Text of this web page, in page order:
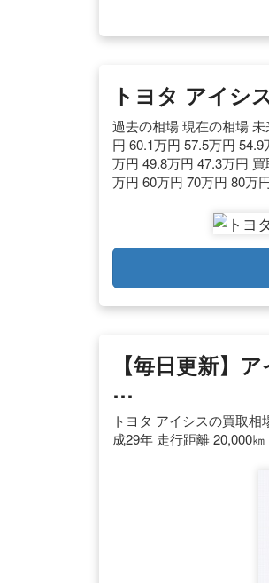
トヨタ アイシ
過去の相場 現在の相場
円 60.1万円 57.5万円
万円 49.8万円 47.3万円
万円 60万円 70万円 80万
【毎日更新】
…
トヨタ アイシスの買取
成29年 走行距離 20,000